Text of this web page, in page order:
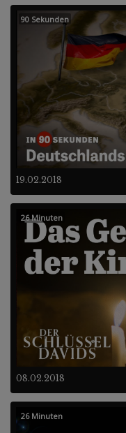
19.02.2018
90 Sekunden
08.02.2018
26 Minuten
26 Minuten